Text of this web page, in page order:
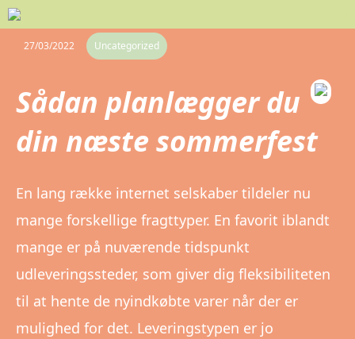
27/03/2022 Uncategorized
Sådan planlægger du
din næste sommerfest
En lang række internet selskaber tildeler nu
mange forskellige fragttyper. En favorit iblandt
mange er på nuværende tidspunkt
udleveringssteder, som giver dig fleksibiliteten
til at hente de nyindkøbte varer når der er
mulighed for det. Leveringstypen er jo